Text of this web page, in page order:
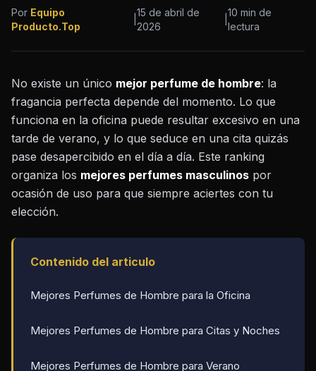
Por Equipo
Producto.Top
15 de abril de
2026
10 min de
lectura
No existe un único mejor perfume de hombre: la
fragancia perfecta depende del momento. Lo que
funciona en la oficina puede resultar excesivo en una
tarde de verano, y lo que seduce en una cita quizás
pase desapercibido en el día a día. Este ranking
organiza los mejores perfumes masculinos por
ocasión de uso para que siempre aciertes con tu
elección.
Contenido del articulo
Mejores Perfumes de Hombre para la Oficina
Mejores Perfumes de Hombre para Citas y Noches
Mejores Perfumes de Hombre para Verano